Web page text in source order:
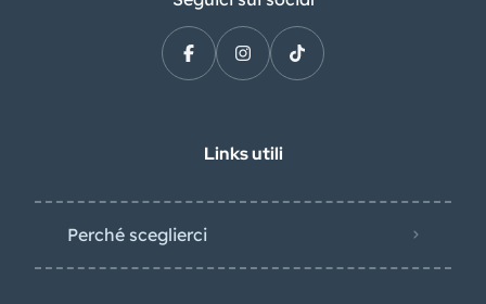
Links utili
Perché sceglierci